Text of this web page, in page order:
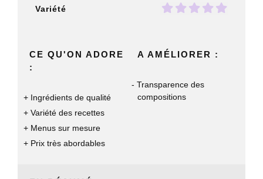
Variété
CE QU'ON ADORE
:
Ingrédients de qualité
Variété des recettes
Menus sur mesure
Prix très abordables
A AMÉLIORER :
Transparence des
compositions